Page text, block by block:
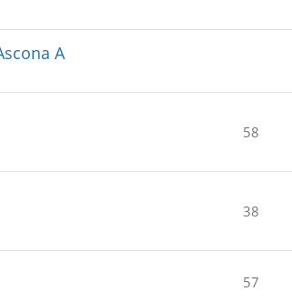
A
58
38
57